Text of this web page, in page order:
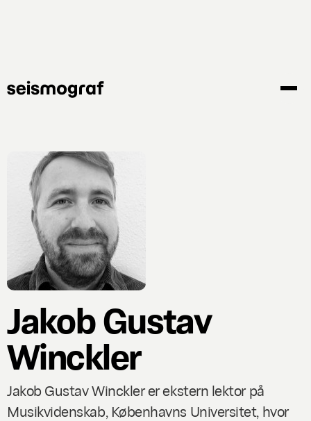
Jakob Gustav
Winckler
Jakob Gustav Winckler er ekstern lektor på
Musikvidenskab, Københavns Universitet, hvor